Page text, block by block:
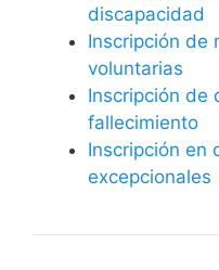
discapacidad
Inscripción de
voluntarias
Inscripción de
fallecimiento
Inscripción en
excepcionales